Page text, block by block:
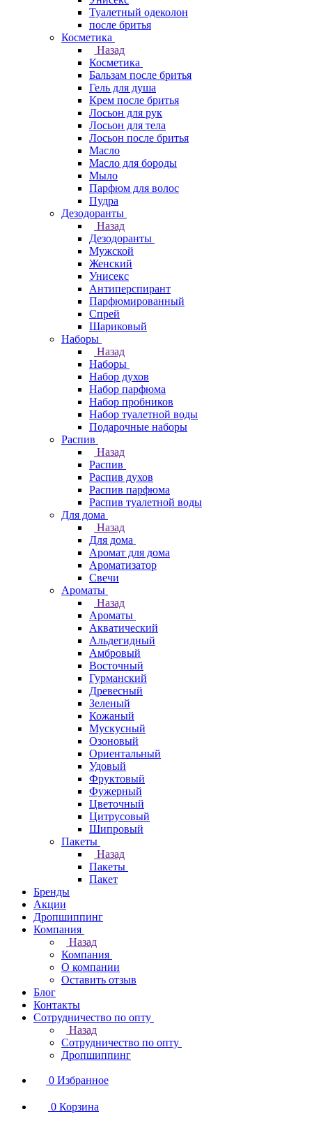
Туалетный одеколон
после бритья
Косметика
Назад
Косметика
Бальзам после бритья
Гель для душа
Крем после бритья
Лосьон для рук
Лосьон для тела
Лосьон после бритья
Масло
Масло для бороды
Мыло
Парфюм для волос
Пудра
Дезодоранты
Назад
Дезодоранты
Мужской
Женский
Унисекс
Антиперспирант
Парфюмированный
Спрей
Шариковый
Наборы
Назад
Наборы
Набор духов
Набор парфюма
Набор пробников
Набор туалетной воды
Подарочные наборы
Распив
Назад
Распив
Распив духов
Распив парфюма
Распив туалетной воды
Для дома
Назад
Для дома
Аромат для дома
Ароматизатор
Свечи
Ароматы
Назад
Ароматы
Акватический
Альдегидный
Амбровый
Восточный
Гурманский
Древесный
Зеленый
Кожаный
Мускусный
Озоновый
Ориентальный
Удовый
Фруктовый
Фужерный
Цветочный
Цитрусовый
Шипровый
Пакеты
Назад
Пакеты
Пакет
Бренды
Акции
Дропшиппинг
Компания
Назад
Компания
О компании
Оставить отзыв
Блог
Контакты
Сотрудничество по опту
Назад
Сотрудничество по опту
Дропшиппинг
0 Избранное
0 Корзина